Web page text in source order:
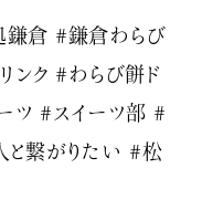
倉 #鎌倉わらび
ンク #わらび餅ド
ツ #スイーツ部 #
と繋がりたい #松